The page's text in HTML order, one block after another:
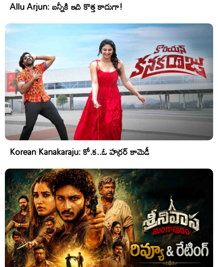
Allu Arjun: బన్నీకి ఇది కొత్త కాదుగా!
Korean Kanakaraju: కో.క..ఓ హర్రర్ కామెడీ